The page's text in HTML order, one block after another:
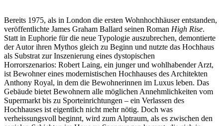
Bereits 1975, als in London die ersten Wohnhochhäuser entstanden,
veröffentlichte James Graham Ballard seinen Roman High Rise.
Statt in Euphorie für die neue Typologie auszubrechen, demontierte
der Autor ihren Mythos gleich zu Beginn und nutzte das Hochhaus
als Substrat zur Inszenierung eines dystopischen
Horrorszenarios: Robert Laing, ein junger und wohlhabender Arzt,
ist Bewohner eines modernistischen Hochhauses des Architekten
Anthony Royal, in dem die Bewohnerinnen im Luxus leben. Das
Gebäude bietet Bewohnern alle möglichen Annehmlichkeiten vom
Supermarkt bis zu Sporteinrichtungen – ein Verlassen des
Hochhauses ist eigentlich nicht mehr nötig. Doch was
verheissungsvoll beginnt, wird zum Alptraum, als es zwischen den